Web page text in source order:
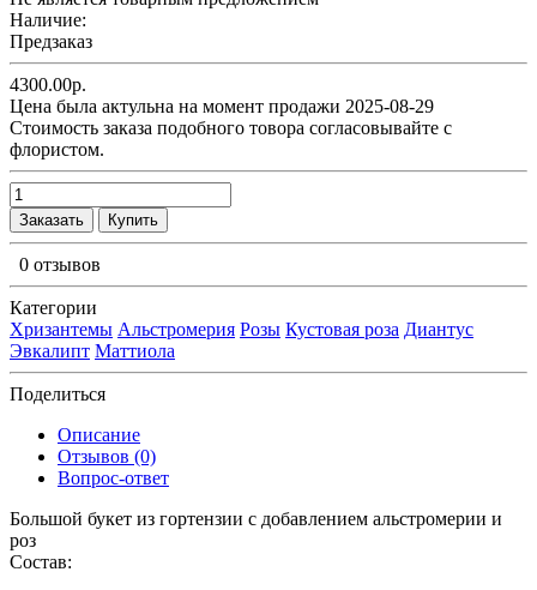
Наличие:
Предзаказ
4300.00р.
Цена была актульна на момент продажи 2025-08-29
Cтоимость заказа подобного товора согласовывайте с
флористом.
Заказать Купить
0 отзывов
Категории
Хризантемы Альстромерия Розы Кустовая роза Диантус
Эвкалипт Маттиола
Поделиться
Описание
Отзывов (0)
Вопрос-ответ
Большой букет из гортензии c добавлением альстромерии и
роз
Состав: